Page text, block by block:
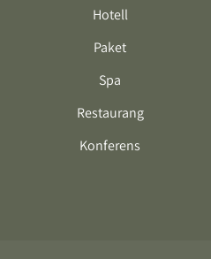
Hotell
Paket
Spa
Restaurang
Konferens